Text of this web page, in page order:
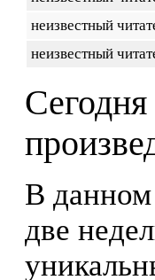
неизвестный
неизвестный
Сегодня
В данном
две